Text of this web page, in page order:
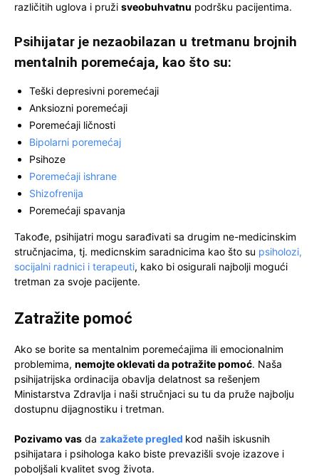
različitih uglova i pruži sveobuhvatnu podršku pacijentima.
Psihijatar je nezaobilazan u tretmanu brojnih
mentalnih poremećaja, kao što su:
Teški depresivni poremećaji
Anksiozni poremećaji
Poremećaji ličnosti
Bipolarni poremećaj
Psihoze
Poremećaji ishrane
Shizofrenija
Poremećaji spavanja
Takođe, psihijatri mogu sarađivati sa drugim ne-medicinskim
stručnjacima, tj. medicnskim saradnicima kao što su psiholozi,
socijalni radnici i terapeuti, kako bi osigurali najbolji mogući
tretman za svoje pacijente.
Zatražite pomoć
Ako se borite sa mentalnim poremećajima ili emocionalnim
problemima, nemojte oklevati da potražite pomoć. Naša
psihijatrijska ordinacija obavlja delatnost sa rešenjem
Ministarstva Zdravlja i naši stručnjaci su tu da pruže najbolju
dostupnu dijagnostiku i tretman.
Pozivamo vas da zakažete pregled kod naših iskusnih
psihijatara i psihologa kako biste prevazišli svoje izazove i
poboljšali kvalitet svog života.